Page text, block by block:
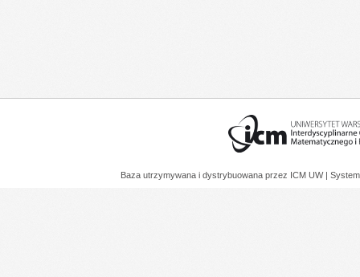
Baza utrzymywana i dystrybuowana przez ICM UW |